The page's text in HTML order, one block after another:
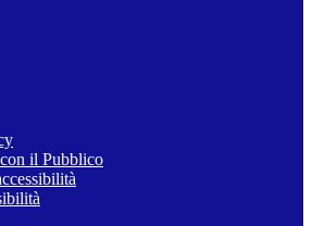
il Pubblico